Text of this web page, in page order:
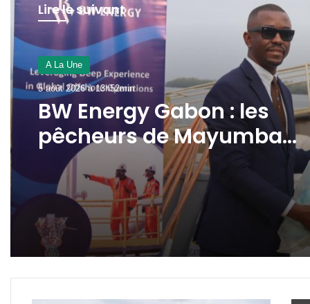
Lire le suivant
A La Une
5 août 2026 à 13h52min
BW Energy Gabon : les
pêcheurs de Mayumba
désormais équipés en
matériel professionnel